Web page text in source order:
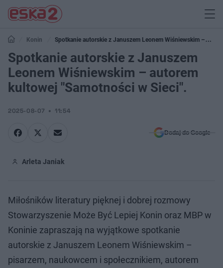
Konin
Spotkanie autorskie z Januszem Leonem Wiśniewskim –
autorem kultowej "Samotności w Sieci".
Spotkanie autorskie z Januszem
Leonem Wiśniewskim – autorem
kultowej "Samotności w Sieci".
2025-08-07 11:54
Dodaj do Google
Arleta Janiak
Miłośników literatury pięknej i dobrej rozmowy
Stowarzyszenie Może Być Lepiej Konin oraz MBP w
Koninie zapraszają na wyjątkowe spotkanie
autorskie z Januszem Leonem Wiśniewskim –
pisarzem, naukowcem i społecznikiem, autorem